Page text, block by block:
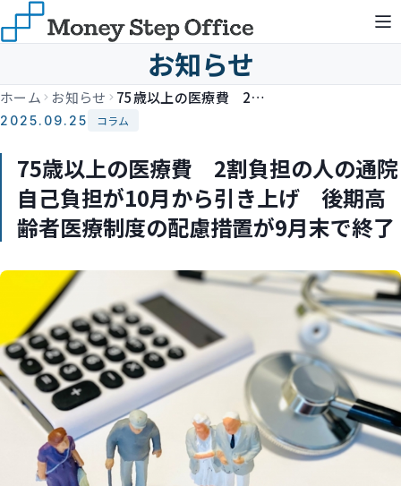
お知らせ
ホーム お知らせ 75歳以上の医療費 2割負担の人の通院自己負担が10月から引き上げ 後期高齢者医療制度の配慮措置が9月末で終了
2025.09.25 コラム
75歳以上の医療費 2割負担の人の通院
自己負担が10月から引き上げ 後期高
齢者医療制度の配慮措置が9月末で終了